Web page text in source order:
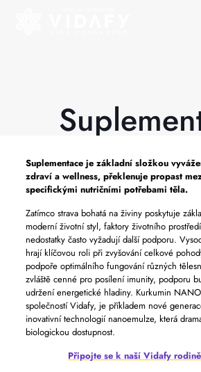
Suplementaceje základní složkou
zdraví a wellness, překlenuje propast
specifickými nutričními potřebami těla.
Zatímco strava bohatá na živiny poskytuje
moderní životní styl, faktory životního
nedostatky často vyžadují další podporu.
hrají klíčovou roli při zvyšování celkové
podpoře optimálního fungování různých
zvláště cenné pro posílení imunity, podporu
udržení energetické hladiny. Kurkumin
společností Vidafy, je příkladem nové
inovativní technologií nanoemulze, která
biologickou dostupnost.
Připojte se k naší Vidafy